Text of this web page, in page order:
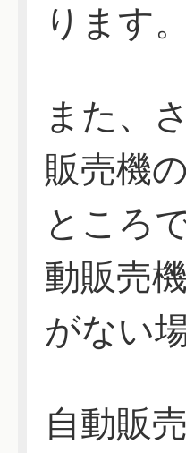
ります。
また、
販売機
ところ
動販売
がない
自動販